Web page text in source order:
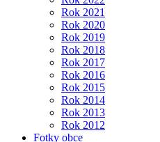
Rok 2021
Rok 2020
Rok 2019
Rok 2018
Rok 2017
Rok 2016
Rok 2015
Rok 2014
Rok 2013
Rok 2012
Fotky obce